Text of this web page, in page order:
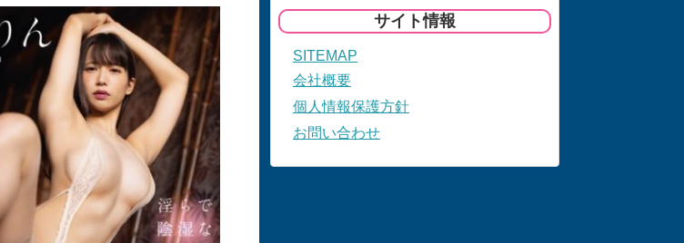
サイト情報
SITEMAP
会社概要
個人情報保護方針
お問い合わせ